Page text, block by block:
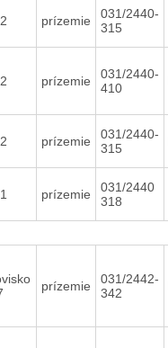
prízemie
031/2440-
315
prízemie
031/2440-
410
prízemie
031/2440-
315
prízemie
031/2440
318
prízemie
031/2442-
342